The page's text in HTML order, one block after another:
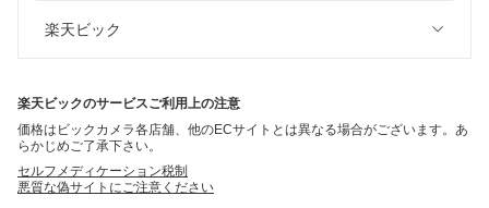
楽天ビック
楽天ビックのサービスご利用上の注意
価格はビックカメラ各店舗、他のECサイトとは異なる場合がございます。あ
らかじめご了承下さい。
セルフメディケーション税制
悪質な偽サイトにご注意ください